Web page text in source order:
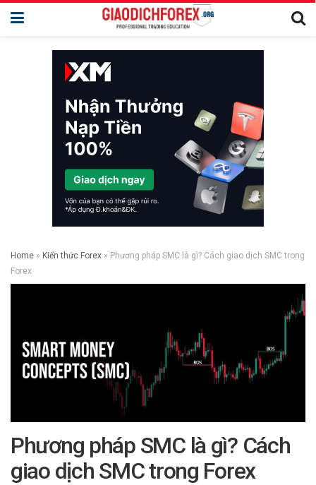
Home » Kiến thức Forex » Phương pháp SMC là gì? Cách giao dịch SMC trong
Forex
Phương pháp SMC là gì? Cách
giao dịch SMC trong Forex